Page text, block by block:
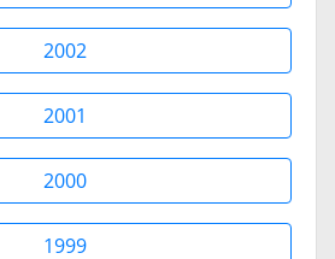
2002
2001
2000
1999